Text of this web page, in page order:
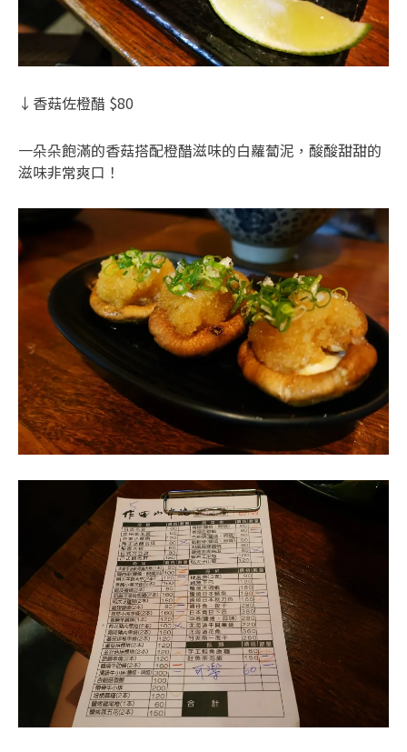
↓香菇佐橙醋 $80
一朵朵飽滿的香菇搭配橙醋滋味的白蘿蔔泥，酸酸甜甜的
滋味非常爽口！